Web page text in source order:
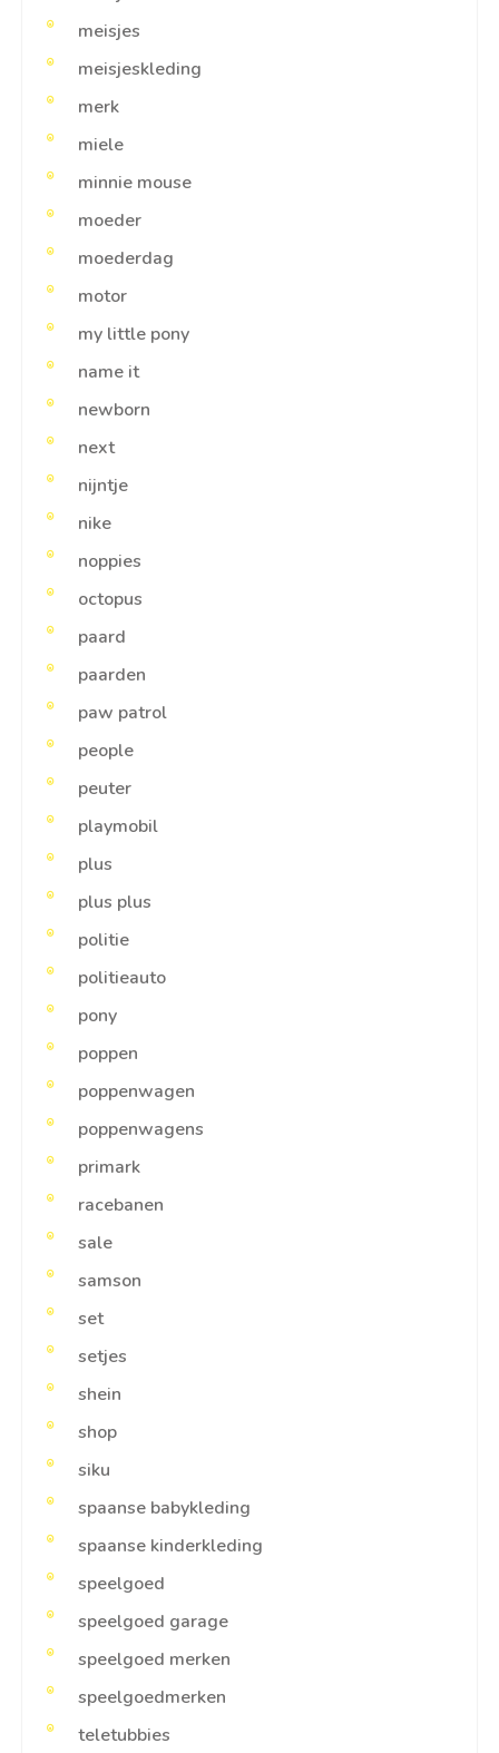
meisjes
meisjeskleding
merk
miele
minnie mouse
moeder
moederdag
motor
my little pony
name it
newborn
next
nijntje
nike
noppies
octopus
paard
paarden
paw patrol
people
peuter
playmobil
plus
plus plus
politie
politieauto
pony
poppen
poppenwagen
poppenwagens
primark
racebanen
sale
samson
set
setjes
shein
shop
siku
spaanse babykleding
spaanse kinderkleding
speelgoed
speelgoed garage
speelgoed merken
speelgoedmerken
teletubbies